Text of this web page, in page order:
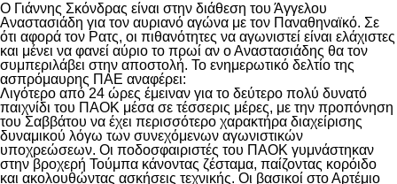
Ο Γιάννης Σκόνδρας είναι στην διάθεση του Άγγελου
Αναστασιάδη για τον αυριανό αγώνα με τον Παναθηναϊκό. Σε
ότι αφορά τον Ρατς, οι πιθανότητες να αγωνιστεί είναι ελάχιστες
και μένει να φανεί αύριο το πρωί αν ο Αναστασιάδης θα τον
συμπεριλάβει στην αποστολή. Το ενημερωτικό δελτίο της
ασπρόμαυρης ΠΑΕ αναφέρει:
Λιγότερο από 24 ώρες έμειναν για το δεύτερο πολύ δυνατό
παιχνίδι του ΠΑΟΚ μέσα σε τέσσερις μέρες, με την προπόνηση
του Σαββάτου να έχει περισσότερο χαρακτήρα διαχείρισης
δυναμικού λόγω των συνεχόμενων αγωνιστικών
υποχρεώσεων. Οι ποδοσφαιριστές του ΠΑΟΚ γυμνάστηκαν
στην βροχερή Τούμπα κάνοντας ζέσταμα, παίζοντας κορόιδο
και ακολουθώντας ασκήσεις τεχνικής. Οι βασικοί στο Αρτέμιο